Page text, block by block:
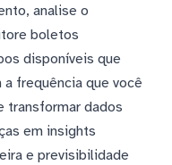
analise o
boletos
disponíveis que
frequência que você
transformar dados
em insights
e previsibilidade